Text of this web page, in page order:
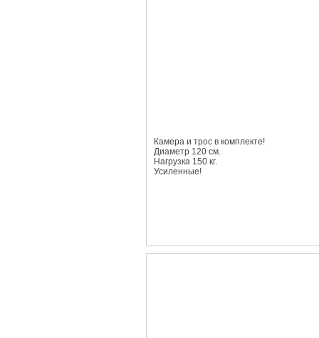
Камера и трос в комплекте!
Диаметр 120 см.
Нагрузка 150 кг.
Усиленные!